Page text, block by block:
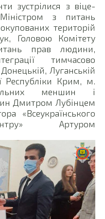
зустрілися з віце-
з питань
територій
Головою Комітету
прав людини,
тимчасово
Луганській
Республіки Крим, м.
меншин і
Дмитром Лубінцем
«Всеукраїнського
Артуром